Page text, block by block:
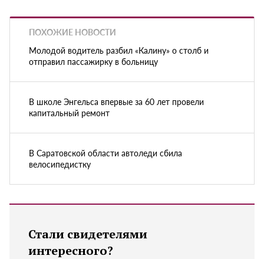
ПОХОЖИЕ НОВОСТИ
Молодой водитель разбил «Калину» о столб и
отправил пассажирку в больницу
В школе Энгельса впервые за 60 лет провели
капитальный ремонт
В Саратовской области автоледи сбила
велосипедистку
Стали свидетелями
интересного?